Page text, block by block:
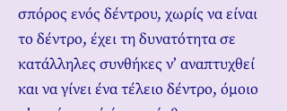
σπόρος ενός δέντρου, χωρίς να είναι
το δέντρο, έχει τη δυνατότητα σε
κατάλληλες συνθήκες ν’ αναπτυχθεί
και να γίνει ένα τέλειο δέντρο, όμοιο